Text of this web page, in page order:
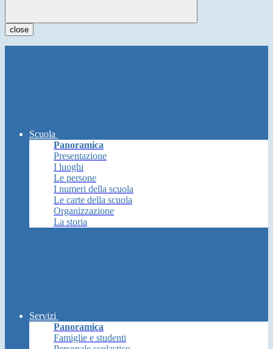
close
Scuola
Panoramica
Presentazione
I luoghi
Le persone
I numeri della scuola
Le carte della scuola
Organizzazione
La storia
Servizi
Panoramica
Famiglie e studenti